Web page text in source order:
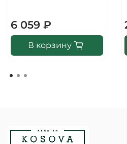
6 059 ₽
В корзину